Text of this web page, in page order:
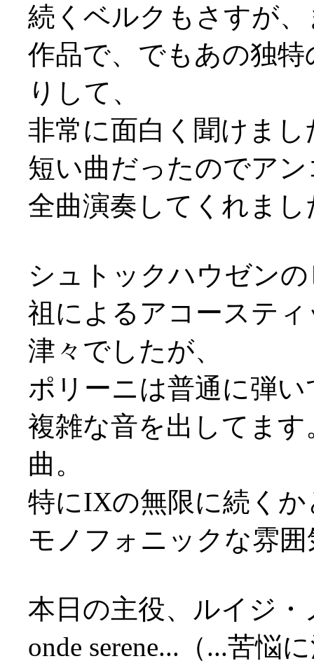
続くベルクもさすが
作品で、でもあの独
りして、
非常に面白く聞けまし
短い曲だったのでア
全曲演奏してくれまし
シュトックハウゼン
祖によるアコーステ
津々でしたが、
ポリーニは普通に弾
複雑な音を出してま
曲。
特にIXの無限に続く
モノフォニックな雰
本日の主役、ルイジ・
onde serene...（...苦悩